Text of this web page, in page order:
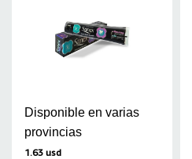
Disponible en varias
provincias
1.63 usd